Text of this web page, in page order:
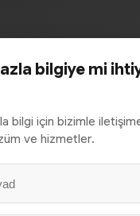
bilgiye mi
bilgi için bizimle
ve hizmetler.